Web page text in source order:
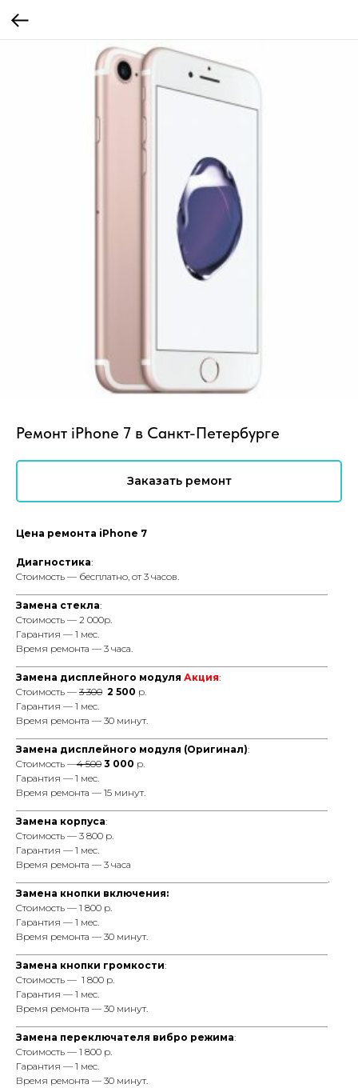
Ремонт iPhone 7 в Санкт-Петербурге
Заказать ремонт
Цена ремонта iPhone 7
Диагностика:
Cтоимость — бесплатно, от 3 часов.
Замена стекла:
Cтоимость — 2 000р.
Гарантия — 1 мес.
Время ремонта — 3 часа.
Замена дисплейного модуля Акция:
Cтоимость — 3 300 2 500 р.
Гарантия — 1 мес.
Время ремонта — 30 минут.
Замена дисплейного модуля (Оригинал):
Cтоимость —4 500 3 000 р.
Гарантия — 1 мес.
Время ремонта — 15 минут.
Замена корпуса:
Cтоимость — 3 800 р.
Гарантия — 1 мес.
Время ремонта — 3 часа
_________________________________________________________________.
Замена кнопки включения:
Cтоимость — 1 800 р.
Гарантия — 1 мес.
Время ремонта — 30 минут.
Замена кнопки громкости:
Cтоимость — 1 800 р.
Гарантия — 1 мес.
Время ремонта — 30 минут.
Замена переключателя вибро режима:
Cтоимость — 1 800 р.
Гарантия — 1 мес.
Время ремонта — 30 минут.